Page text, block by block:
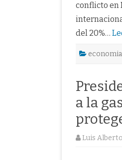
conflicto en
del 20%…
economia
a la
Luis